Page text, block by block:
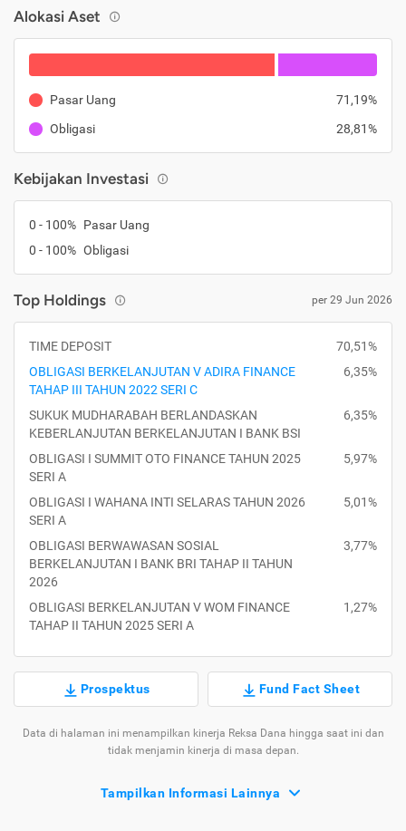
Alokasi Aset
Pasar Uang
71,19%
Obligasi
28,81%
Kebijakan Investasi
0 - 100% Pasar Uang
0 - 100% Obligasi
Top Holdings per 29 Jun 2026
TIME DEPOSIT
70,51%
OBLIGASI BERKELANJUTAN V ADIRA FINANCE
TAHAP III TAHUN 2022 SERI C
6,35%
SUKUK MUDHARABAH BERLANDASKAN
KEBERLANJUTAN BERKELANJUTAN I BANK BSI
6,35%
OBLIGASI I SUMMIT OTO FINANCE TAHUN 2025
SERI A
5,97%
OBLIGASI I WAHANA INTI SELARAS TAHUN 2026
SERI A
5,01%
OBLIGASI BERWAWASAN SOSIAL
BERKELANJUTAN I BANK BRI TAHAP II TAHUN
2026
3,77%
OBLIGASI BERKELANJUTAN V WOM FINANCE
TAHAP II TAHUN 2025 SERI A
1,27%
Prospektus Fund Fact Sheet
Data di halaman ini menampilkan kinerja Reksa Dana hingga saat ini dan
tidak menjamin kinerja di masa depan.
Tampilkan Informasi Lainnya